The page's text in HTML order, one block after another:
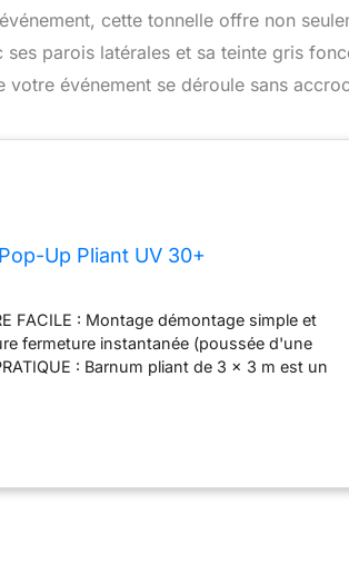
cette tonnelle offre non
parois latérales et sa teinte gris
événement se déroule sans
Up Pliant UV 30+
FACILE : Montage démontage simple et
fermeture instantanée (poussée d'une
: Barnum pliant de 3 x 3 m est un
petite fête dans votre jardin ou
vous protège du soleil HAUTEUR
en appuyant sur un bouton. Le cadre